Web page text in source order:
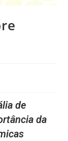
de
da